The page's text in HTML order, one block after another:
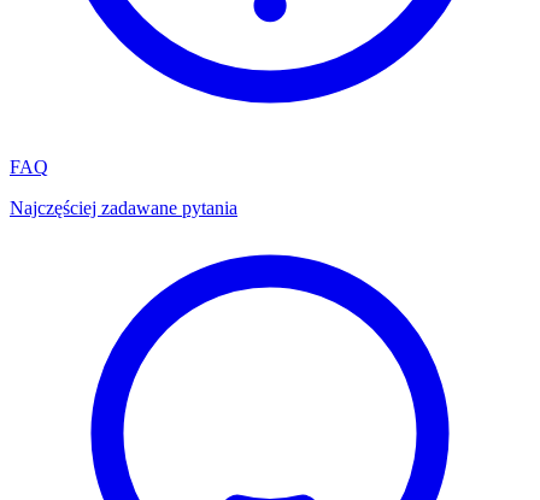
FAQ
Najczęściej zadawane pytania